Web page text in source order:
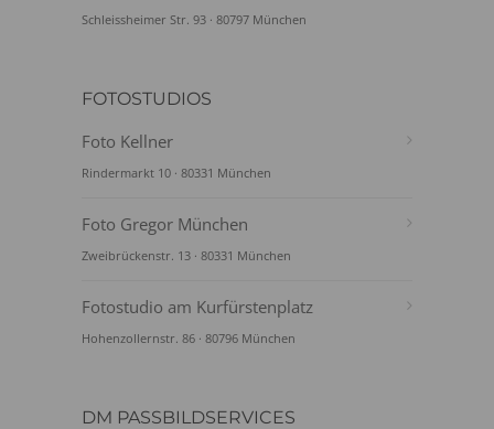
Schleissheimer Str. 93 · 80797 München
FOTOSTUDIOS
Foto Kellner
Rindermarkt 10 · 80331 München
Foto Gregor München
Zweibrückenstr. 13 · 80331 München
Fotostudio am Kurfürstenplatz
Hohenzollernstr. 86 · 80796 München
DM PASSBILDSERVICES